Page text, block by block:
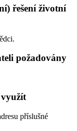
řešení životní
požadovány
příslušné